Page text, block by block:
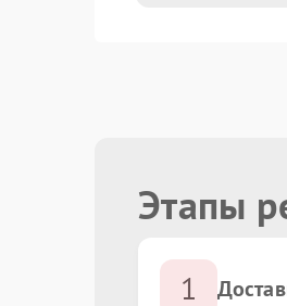
Этапы
1